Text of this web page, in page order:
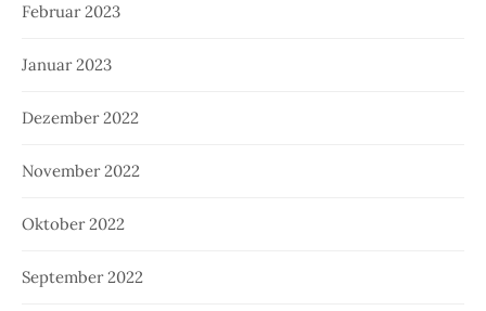
Februar 2023
Januar 2023
Dezember 2022
November 2022
Oktober 2022
September 2022